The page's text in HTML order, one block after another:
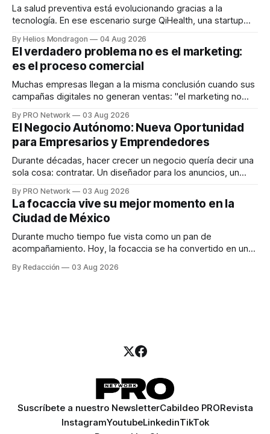
La salud preventiva está evolucionando gracias a la
tecnología. En ese escenario surge QiHealth, una startup
dispositivos inteligentes, inteligencia artificial y monitoreo
en tiempo real para ayudar a las personas a tomar mejores
decisiones sobre su salud metabólica. Su propuesta busca
responder
By Helios Mondragon 04 Aug 2026
El verdadero problema no es el marketing:
es el proceso comercial
Muchas empresas llegan a la misma conclusión cuando sus
campañas digitales no generan ventas: "el marketing no
INTERIUS, el problema suele estar en otro lugar. Durante
una entrevista para el podcast SER PRO, el especialista en
marketing digital explicó que
By PRO Network 03 Aug 2026
El Negocio Autónomo: Nueva Oportunidad
para Empresarios y Emprendedores
Durante décadas, hacer crecer un negocio quería decir una
sola cosa: contratar. Un diseñador para los anuncios, un
para los textos, alguien que supiera de publicidad digital
para encontrar prospectos, un vendedor para atender
llamadas y mensajes, y —con suerte— una persona
By PRO Network 03 Aug 2026
La focaccia vive su mejor momento en la
Ciudad de México
Durante mucho tiempo fue vista como un pan de
acompañamiento. Hoy, la focaccia se ha convertido en uno
artesanal, ingredientes de calidad y experiencias que
By Redacción 03 Aug 2026
Suscríbete a nuestro NewsletterCabildeo PRORevista
InstagramYoutubeLinkedinTikTok